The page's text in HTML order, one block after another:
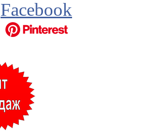
Facebook